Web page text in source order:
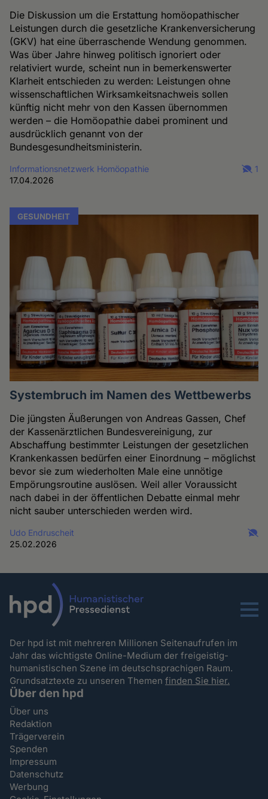
Die Diskussion um die Erstattung homöopathischer
Leistungen durch die gesetzliche Krankenversicherung
(GKV) hat eine überraschende Wendung genommen.
Was über Jahre hinweg politisch ignoriert oder
relativiert wurde, scheint nun in bemerkenswerter
Klarheit entschieden zu werden: Leistungen ohne
wissenschaftlichen Wirksamkeitsnachweis sollen
künftig nicht mehr von den Kassen übernommen
werden – die Homöopathie dabei prominent und
ausdrücklich genannt von der
Bundesgesundheitsministerin.
Informationsnetzwerk Homöopathie
17.04.2026
1
GESUNDHEIT
Systembruch im Namen des Wettbewerbs
Die jüngsten Äußerungen von Andreas Gassen, Chef
der Kassenärztlichen Bundesvereinigung, zur
Abschaffung bestimmter Leistungen der gesetzlichen
Krankenkassen bedürfen einer Einordnung – möglichst
bevor sie zum wiederholten Male eine unnötige
Empörungsroutine auslösen. Weil aller Voraussicht
nach dabei in der öffentlichen Debatte einmal mehr
nicht sauber unterschieden werden wird.
Udo Endruscheit
25.02.2026
Menu
Der hpd ist mit mehreren Millionen Seitenaufrufen im
Jahr das wichtigste Online-Medium der freigeistig-
humanistischen Szene im deutschsprachigen Raum.
Grundsatztexte zu unseren Themenfinden Sie hier.
Über den hpd
Über uns
Redaktion
Trägerverein
Spenden
Impressum
Datenschutz
Werbung